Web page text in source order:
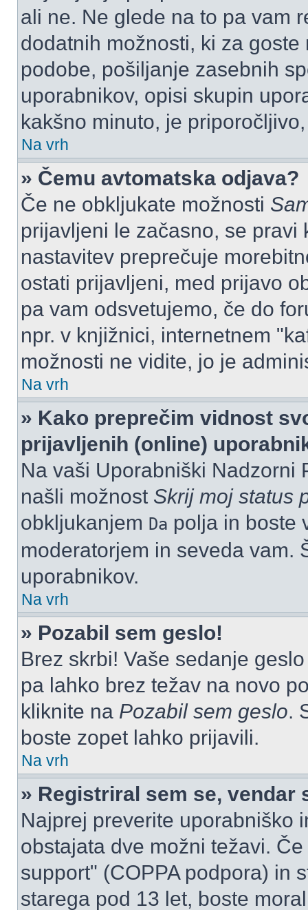
ali ne. Ne glede na to pa vam
dodatnih možnosti, ki za
podobe, pošiljanje zasebnih
uporabnikov, opisi skupin
kakšno minuto, je
Na vrh
» Čemu avtomatska odjava?
Če ne obkljukate možnosti
prijavljeni le začasno, se pravi
nastavitev preprečuje
ostati prijavljeni, med prijavo
pa vam odsvetujemo, če do
npr. v knjižnici, internetnem
možnosti ne vidite, jo je
Na vrh
» Kako preprečim vidnost
prijavljenih (online)
Na vaši Uporabniški Nadzorni
našli možnost Skrij moj status
obkljukanjem Da polja in boste
moderatorjem in seveda vam.
uporabnikov.
Na vrh
» Pozabil sem geslo!
Brez skrbi! Vaše sedanje
pa lahko brez težav na novo
kliknite na Pozabil sem geslo.
boste zopet lahko prijavili.
Na vrh
» Registriral sem se, vendar
Najprej preverite uporabniško
obstajata dve možni težavi.
support" (COPPA podpora) in
starega pod 13 let, boste